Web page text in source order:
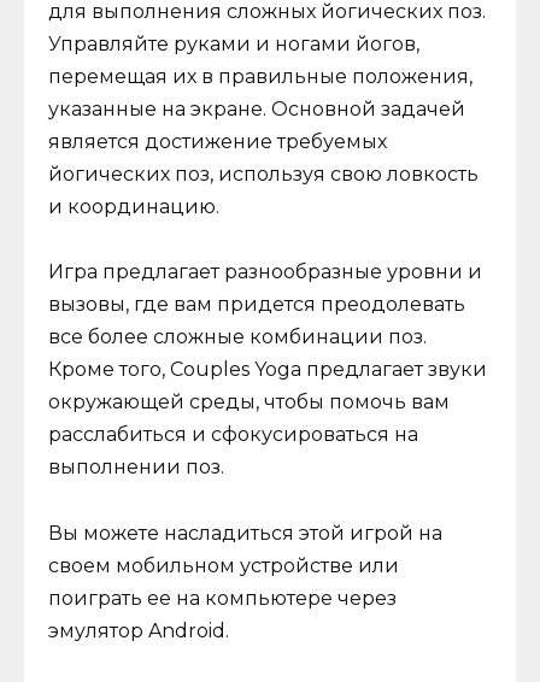
для выполнения сложных йогических поз.
Управляйте руками и ногами йогов,
перемещая их в правильные положения,
указанные на экране. Основной задачей
является достижение требуемых
йогических поз, используя свою ловкость
и координацию.
Игра предлагает разнообразные уровни и
вызовы, где вам придется преодолевать
все более сложные комбинации поз.
Кроме того, Couples Yoga предлагает звуки
окружающей среды, чтобы помочь вам
расслабиться и сфокусироваться на
выполнении поз.
Вы можете насладиться этой игрой на
своем мобильном устройстве или
поиграть ее на компьютере через
эмулятор Android.